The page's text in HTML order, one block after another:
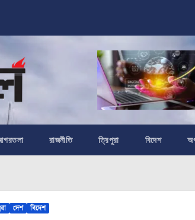
রাজনীতি ত্রিপুরা বিদেশ
দেশ বিদেশ